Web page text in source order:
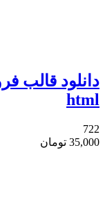
دانلود قالب
html
722
35,000 تومان